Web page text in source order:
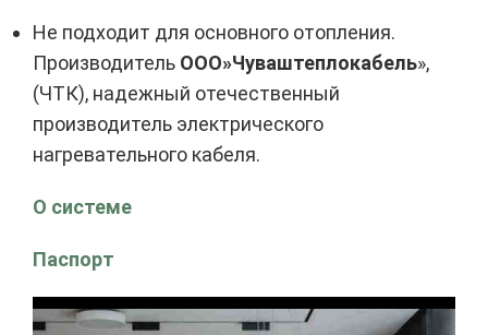
Не подходит для основного отопления.
Производитель ООО»Чуваштеплокабель»,
(ЧТК), надежный отечественный
производитель электрического
нагревательного кабеля.
О системе
Паспорт